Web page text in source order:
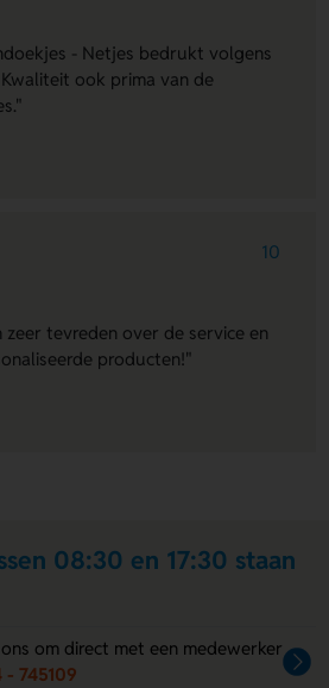
- Netjes bedrukt volgens
ook prima van de
10
zeer tevreden over de service en
producten!"
08:30 en 17:30 staan
om direct met een medewerker
- 745109